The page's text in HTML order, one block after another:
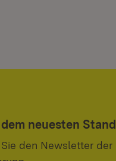
neuesten Stand
den Newsletter der